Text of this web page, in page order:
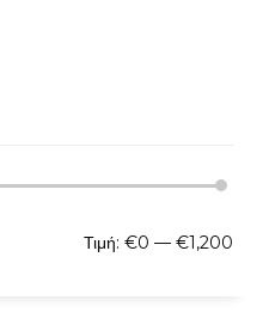
Τιμή: €0 — €1,200